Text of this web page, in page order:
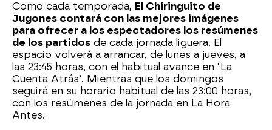
Como cada temporada, El Chiringuito de
Jugones contará con las mejores imágenes
para ofrecer a los espectadores los resúmenes
de los partidos de cada jornada liguera. El
espacio volverá a arrancar, de lunes a jueves, a
las 23:45 horas, con el habitual avance en ‘La
Cuenta Atrás’. Mientras que los domingos
seguirá en su horario habitual de las 23:00 horas,
con los resúmenes de la jornada en La Hora
Antes.